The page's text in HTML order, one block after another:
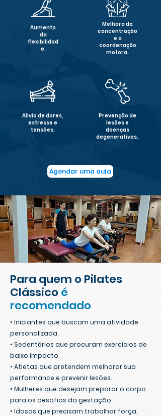
Aumento
da
flexibilidad
e.
Alivio de dores,
estresse e
tensões.
Melhora da
concentração
e a
coordenação
motora.
Prevenção de
lesões e
doenças
degenerativas.
Agendar uma aula
Para quem o Pilates
Clássicoé
recomendado
• Iniciantes que buscam uma atividade
personalizada.
• Sedentários que procuram exercícios de
baixo impacto.
• Atletas que pretendem melhorar sua
performance e prevenir lesões.
• Mulheres que desejam preparar o corpo
para os desafios da gestação.
• Idosos que precisam trabalhar força,